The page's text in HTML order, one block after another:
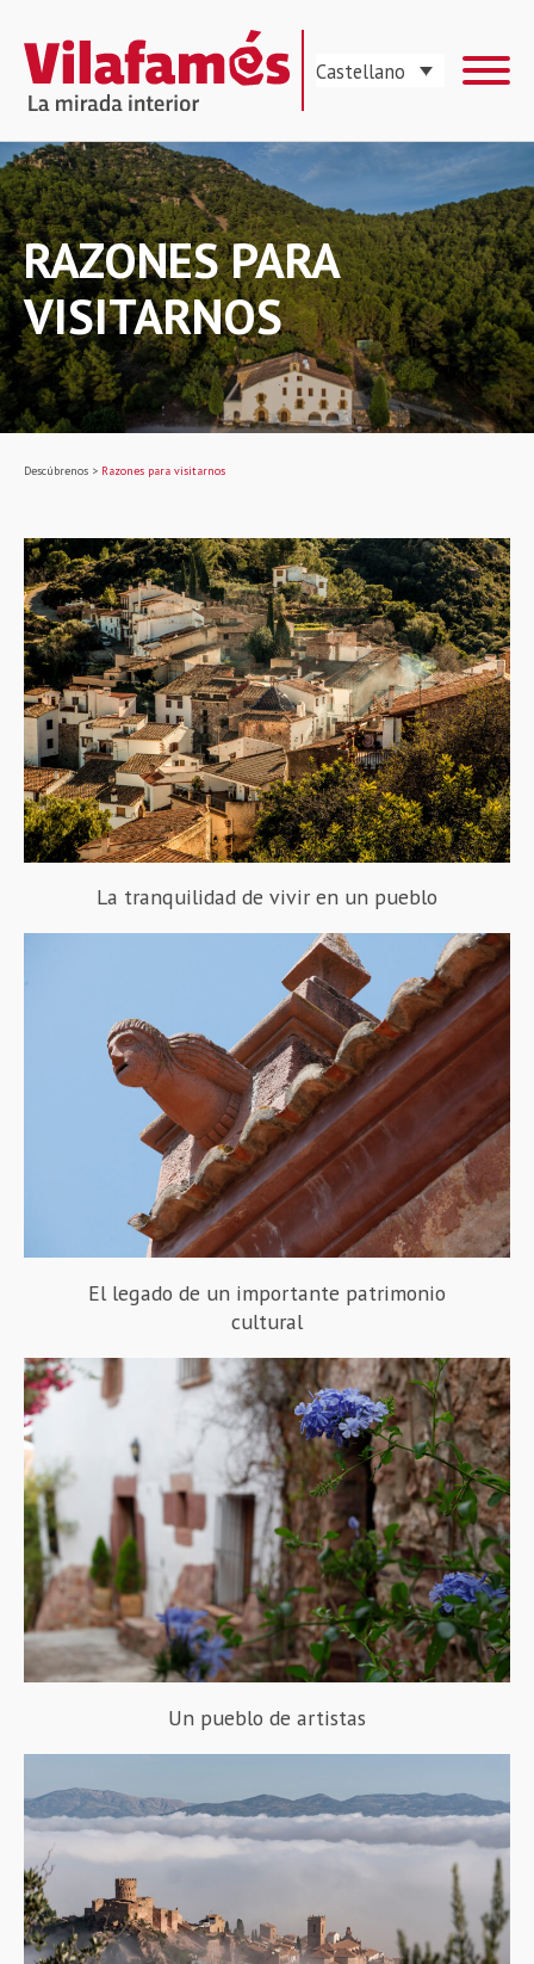
Castellano
RAZONES PARA
VISITARNOS
Descúbrenos > Razones para visitarnos
La tranquilidad de vivir en un pueblo
El legado de un importante patrimonio
cultural
Un pueblo de artistas